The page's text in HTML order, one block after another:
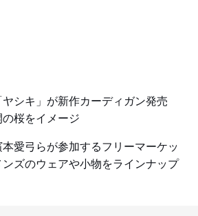
ヤシキ」が新作カーディガン発売
桜をイメージ
愛弓らが参加するフリーマーケッ
ズのウェアや小物をラインナップ